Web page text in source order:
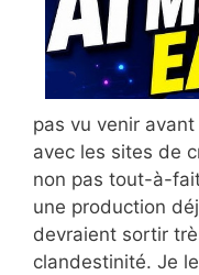
pas vu venir
avec les sites de
non pas tout-à-
une production
devraient sortir
clandestinité. Je